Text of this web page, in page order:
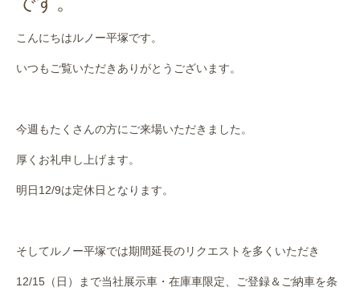
サービス
店舗アクセス
こんにちはルノー平塚です。
いつもご覧いただきありがとうございます。
今週もたくさんの方にご来場いただきました。
厚くお礼申し上げます。
明日12/9は定休日となります。
そしてルノー平塚では期間延長のリクエストを多くいただき
12/15（日）まで当社展示車・在庫車限定、ご登録＆ご納車を条